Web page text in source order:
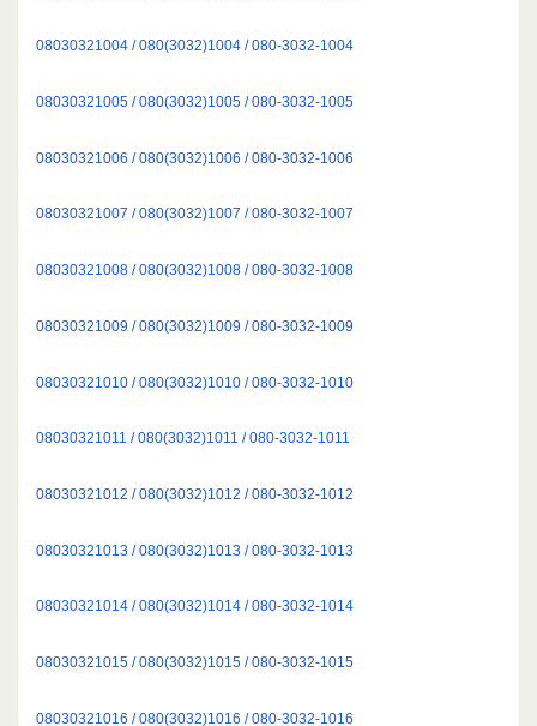
08030321004 / 080(3032)1004 / 080-3032-1004
08030321005 / 080(3032)1005 / 080-3032-1005
08030321006 / 080(3032)1006 / 080-3032-1006
08030321007 / 080(3032)1007 / 080-3032-1007
08030321008 / 080(3032)1008 / 080-3032-1008
08030321009 / 080(3032)1009 / 080-3032-1009
08030321010 / 080(3032)1010 / 080-3032-1010
08030321011 / 080(3032)1011 / 080-3032-1011
08030321012 / 080(3032)1012 / 080-3032-1012
08030321013 / 080(3032)1013 / 080-3032-1013
08030321014 / 080(3032)1014 / 080-3032-1014
08030321015 / 080(3032)1015 / 080-3032-1015
08030321016 / 080(3032)1016 / 080-3032-1016